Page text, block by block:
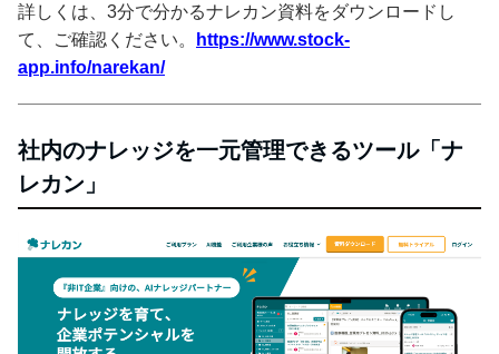
詳しくは、3分で分かるナレカン資料をダウンロードし
て、ご確認ください。
https://www.stock-
app.info/narekan/
社内のナレッジを一元管理できるツール「ナ
レカン」